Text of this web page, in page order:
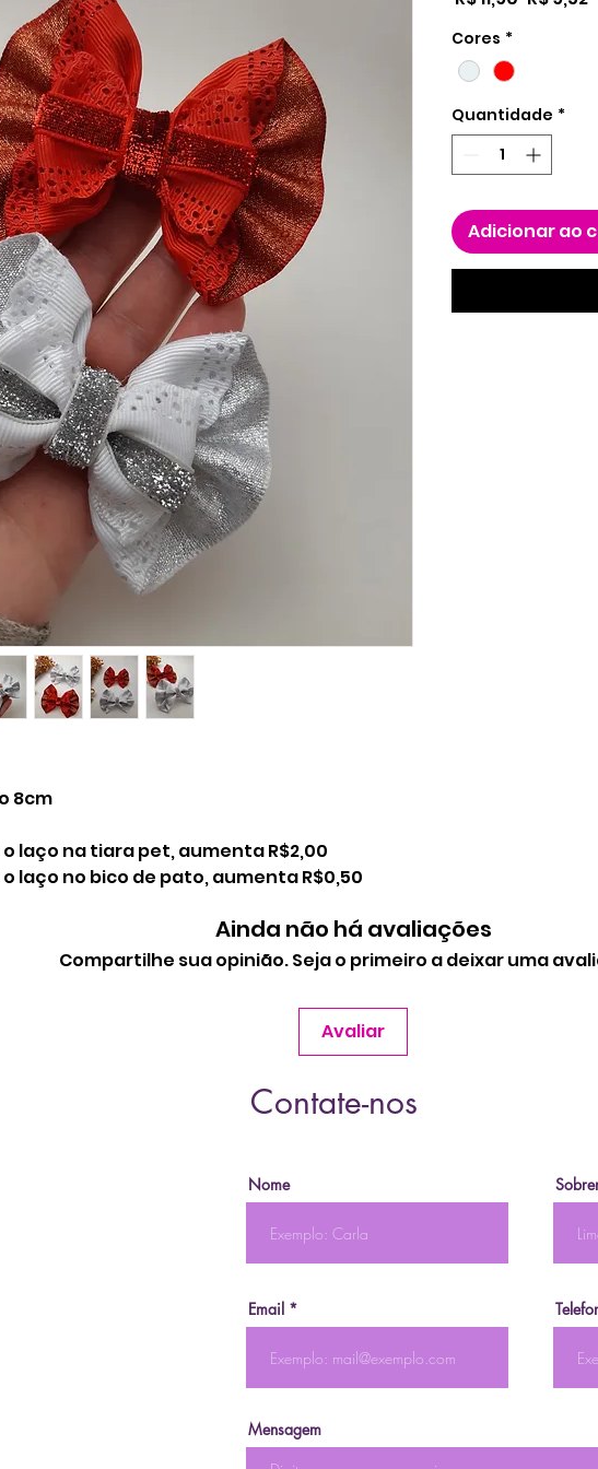
8cm
laço na tiara pet, aumenta R$2,00
laço no bico de pato, aumenta R$0,50
Cores *
Quantidade *
Adicionar ao
Ainda não há avaliações
Compartilhe sua opinião. Seja o primeiro a deixar uma
Avaliar
Contate-nos
Nome
Email
Mensagem